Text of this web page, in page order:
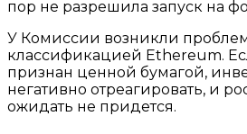
пор не разрешила запуск на
У Комиссии возникли
классификацией Ethereum.
признан ценной бумагой,
негативно отреагировать, и
ожидать не придется.